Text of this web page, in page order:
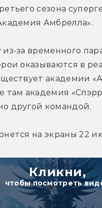
сезона
Амбрелла».
за временного
оказываются в
академии
там академия
другой командой.
на экраны 22
Кликни,
чтобы посмотреть